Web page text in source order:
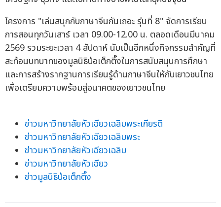
โครงการ "เล่นสนุกกับภาษาจีนกันเถอะ รุ่นที่ 8" จัดการเรียน
การสอนทุกวันเสาร์ เวลา 09.00-12.00 น. ตลอดเดือนมีนาคม
2569 รวมระยะเวลา 4 สัปดาห์ นับเป็นอีกหนึ่งกิจกรรมสำคัญที่
สะท้อนบทบาทของมูลนิธิป่อเต็กตึ๊งในการสนับสนุนการศึกษา
และการสร้างรากฐานการเรียนรู้ด้านภาษาจีนให้กับเยาวชนไทย
เพื่อเตรียมความพร้อมสู่อนาคตของเยาวชนไทย
ข่าวมหาวิทยาลัยหัวเฉียวเฉลิมพระเกียรติ
ข่าวมหาวิทยาลัยหัวเฉียวเฉลิมพระ
ข่าวมหาวิทยาลัยหัวเฉียวเฉลิม
ข่าวมหาวิทยาลัยหัวเฉียว
ข่าวมูลนิธิป่อเต็กตึ๊ง